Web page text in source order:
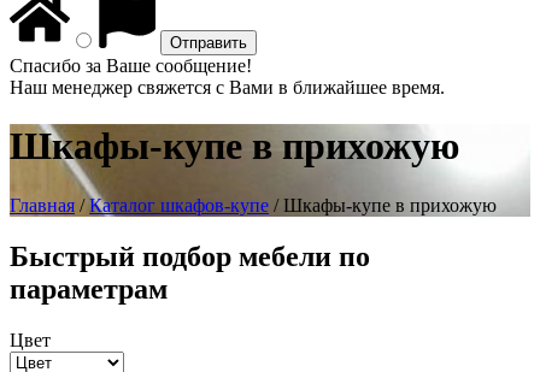
Спасибо за Ваше сообщение!
Наш менеджер свяжется с Вами в ближайшее время.
Шкафы-купе в прихожую
Главная /Каталог шкафов-купе / Шкафы-купе в прихожую
Быстрый подбор мебели по
параметрам
Цвет